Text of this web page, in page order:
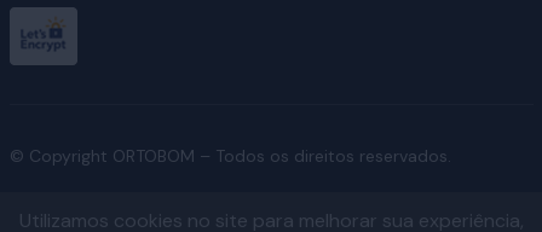
© Copyright ORTOBOM – Todos os direitos reservados.
Utilizamos cookies no site para melhorar sua experiência,